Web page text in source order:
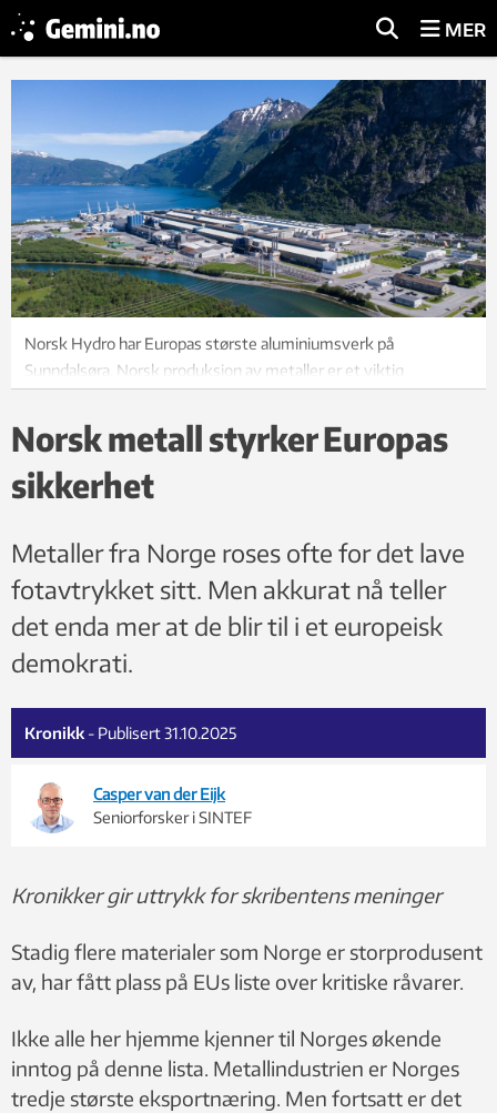
MER
Norsk Hydro har Europas største aluminiumsverk på
Sunndalsøra. Norsk produksjon av metaller er et viktig
Photofex_AUT/Shutterstock
Norsk metall styrker Europas
sikkerhet
Metaller fra Norge roses ofte for det lave
fotavtrykket sitt. Men akkurat nå teller
det enda mer at de blir til i et europeisk
demokrati.
Kronikk - Publisert 31.10.2025
Casper van der Eijk
Seniorforsker i SINTEF
Kronikker gir uttrykk for skribentens meninger
Stadig flere materialer som Norge er storprodusent
av, har fått plass på EUs liste over kritiske råvarer.
Ikke alle her hjemme kjenner til Norges økende
inntog på denne lista. Metallindustrien er Norges
tredje største eksportnæring. Men fortsatt er det